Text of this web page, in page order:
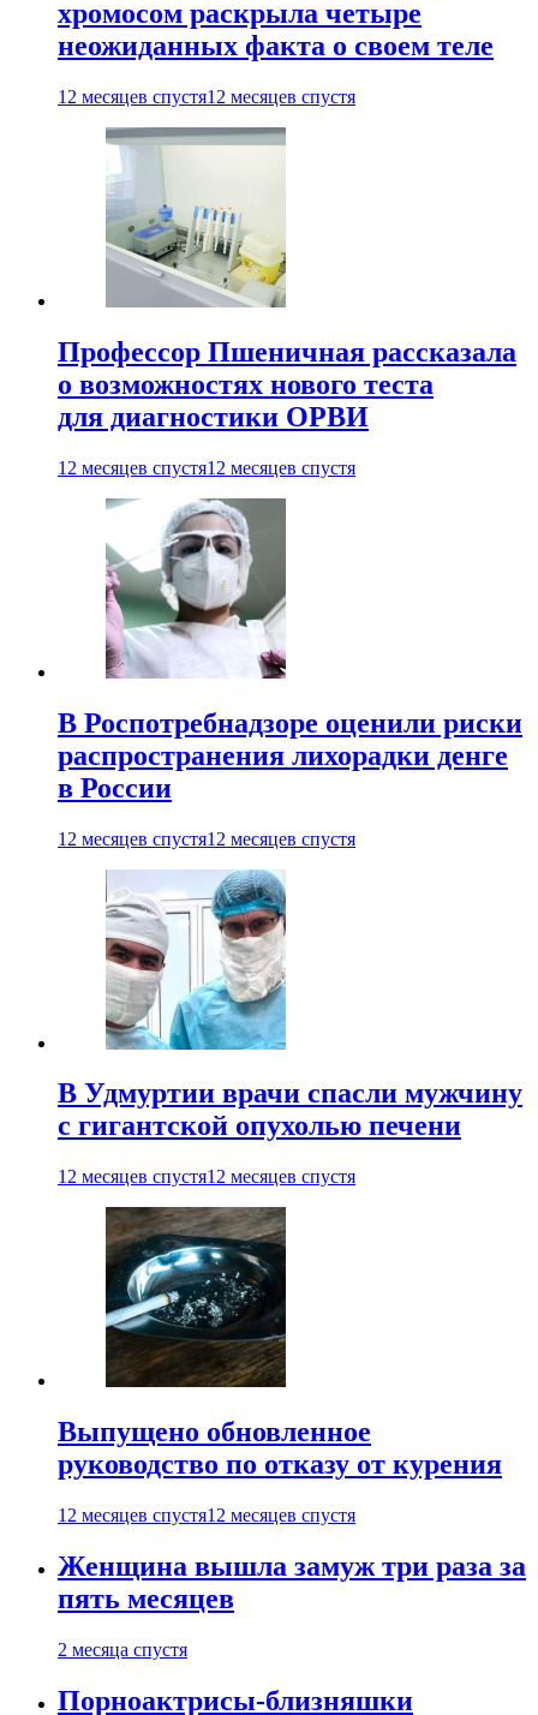
хромосом раскрыла четыре
неожиданных факта о своем теле
12 месяцев спустя12 месяцев спустя
Профессор Пшеничная рассказала
о возможностях нового теста
для диагностики ОРВИ
12 месяцев спустя12 месяцев спустя
В Роспотребнадзоре оценили риски
распространения лихорадки денге
в России
12 месяцев спустя12 месяцев спустя
В Удмуртии врачи спасли мужчину
с гигантской опухолью печени
12 месяцев спустя12 месяцев спустя
Выпущено обновленное
руководство по отказу от курения
12 месяцев спустя12 месяцев спустя
Женщина вышла замуж три раза за
пять месяцев
2 месяца спустя
Порноактрисы-близняшки